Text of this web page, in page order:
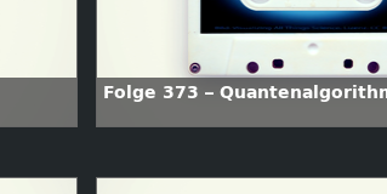
Folge 373 –